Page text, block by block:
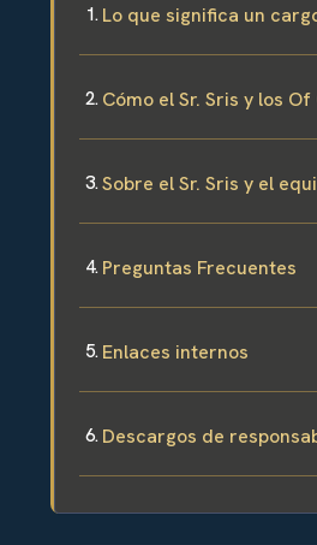
Lo que significa un
Cómo el Sr. Sris y los
Sobre el Sr. Sris y el
Preguntas Frecuentes
Enlaces internos
Descargos de